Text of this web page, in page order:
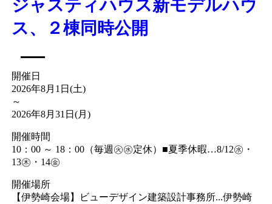
ジャスティハウス新モデルハウ
ス、２棟同時公開
開催日
2026年8月1日(土)
～
2026年8月31日(月)
開催時間
10：00 ～ 18：00（毎週㊋㊌定休）■夏季休暇…8/12㊌・
13㊍・14㊎
開催場所
【伊勢崎会場】ビューデザイン建築設計事務所...伊勢崎